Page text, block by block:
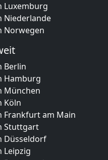
Luxemburg
Niederlande
Norwegen
Berlin
Hamburg
München
Köln
Frankfurt am Main
Stuttgart
Düsseldorf
Leipzig